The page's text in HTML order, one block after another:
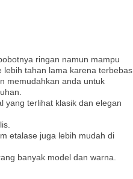
ringan namun mampu
lebih tahan lama karena terbebas
memudahkan anda untuk
yang terlihat klasik dan elegan
etalase juga lebih mudah di
banyak model dan warna.